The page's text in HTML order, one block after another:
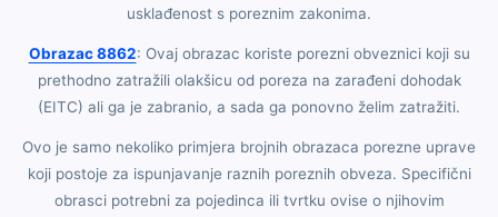
usklađenost s poreznim zakonima.
Obrazac 8862: Ovaj obrazac koriste porezni obveznici koji su
prethodno zatražili olakšicu od poreza na zarađeni dohodak
(EITC) ali ga je zabranio, a sada ga ponovno želim zatražiti.
Ovo je samo nekoliko primjera brojnih obrazaca porezne uprave
koji postoje za ispunjavanje raznih poreznih obveza. Specifični
obrasci potrebni za pojedinca ili tvrtku ovise o njihovim